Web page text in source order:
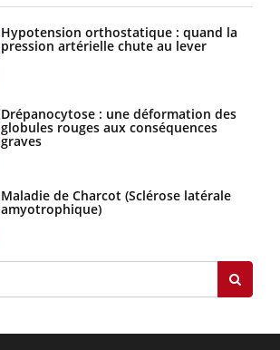
Hypotension orthostatique : quand la
pression artérielle chute au lever
Drépanocytose : une déformation des
globules rouges aux conséquences
graves
Maladie de Charcot (Sclérose latérale
amyotrophique)